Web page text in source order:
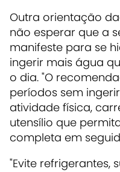
Outra orientação
não esperar que a
manifeste para se
ingerir mais água
o dia. "O
períodos sem
atividade física,
utensílio que
completa em
"Evite refrigerantes,